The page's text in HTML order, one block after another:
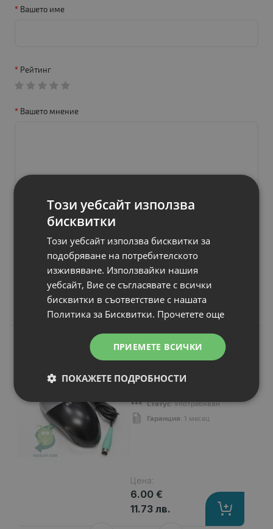
Вашето име
Рейтинг
Вашето мнение
Продължи
Свързани продукти
Мишка Различни
марки , Mouse
Стандарт: PS/2
Статус: Употребяван
Гаранция: 1 месец
Цена:
6.00 €
11.73 лв.
Този уебсайт използва
бисквитки
Този уебсайт използва бисквитки за
подобряване на потребителското
изживяване. Използвайки нашия
уебсайт, Вие се съгласявате с всички
бисквитки в съответствие с нашата
Политика за Бисквитки. Прочетете още
ПРИЕМЕТЕ ВСИЧКИ
ПОКАЖЕТЕ ПОДРОБНОСТИ